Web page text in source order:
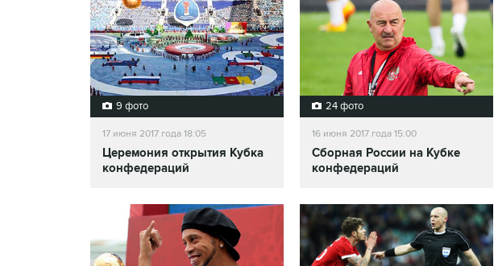
9 фото
17 июня 2017 года 18:05
Церемония открытия Кубка
конфедераций
24 фото
16 июня 2017 года 15:00
Сборная России на Кубке
конфедераций